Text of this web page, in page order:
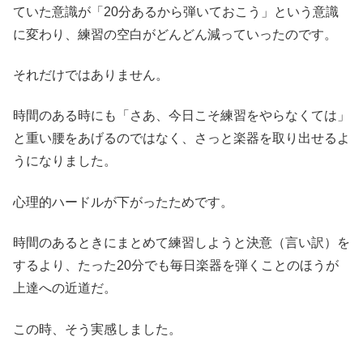
ていた意識が「20分あるから弾いておこう」という意識
に変わり、練習の空白がどんどん減っていったのです。
それだけではありません。
時間のある時にも「さあ、今日こそ練習をやらなくては」
と重い腰をあげるのではなく、さっと楽器を取り出せるよ
うになりました。
心理的ハードルが下がったためです。
時間のあるときにまとめて練習しようと決意（言い訳）を
するより、たった20分でも毎日楽器を弾くことのほうが
上達への近道だ。
この時、そう実感しました。